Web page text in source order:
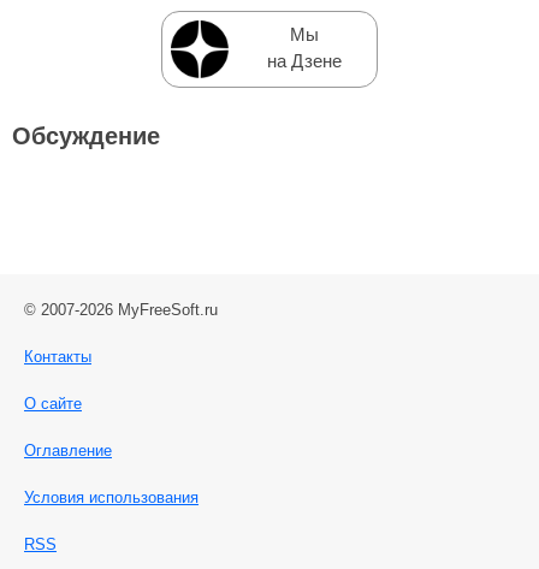
Мы
на Дзене
Обсуждение
© 2007-2026 MyFreeSoft.ru
Контакты
О сайте
Оглавление
Условия использования
RSS